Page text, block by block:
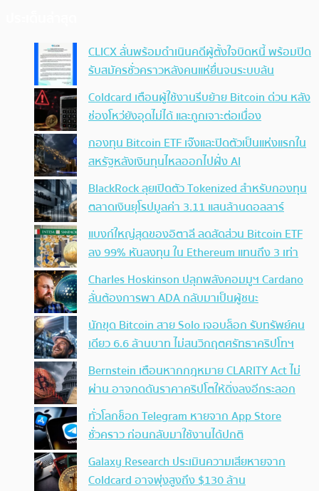
CLICX ลั่นพร้อมดำเนินคดีผู้ตั้งใจบิดหนี้ พร้อมปิด
รับสมัครชั่วคราวหลังคนแห่ยื่นจนระบบล้น
Coldcard เตือนผู้ใช้งานรีบย้าย Bitcoin ด่วน หลัง
ช่องโหว่ยังอุดไม่ได้ และถูกเจาะต่อเนื่อง
กองทุน Bitcoin ETF เจ๊งและปิดตัวเป็นแห่งแรกใน
สหรัฐหลังเงินทุนไหลออกไปฝั่ง AI
BlackRock ลุยเปิดตัว Tokenized สำหรับกองทุน
ตลาดเงินยุโรปมูลค่า 3.11 แสนล้านดอลลาร์
แบงก์ใหญ่สุดของอิตาลี ลดสัดส่วน Bitcoin ETF
ลง 99% หันลงทุน ใน Ethereum แทนถึง 3 เท่า
Charles Hoskinson ปลุกพลังคอมมูฯ Cardano
ลั่นต้องการพา ADA กลับมาเป็นผู้ชนะ
นักขุด Bitcoin สาย Solo เจอบล็อก รับทรัพย์คน
เดียว 6.6 ล้านบาท ไม่สนวิกฤตศรัทธาคริปโทฯ
Bernstein เตือนหากกฎหมาย CLARITY Act ไม่
ผ่าน อาจกดดันราคาคริปโตให้ดิ่งลงอีกระลอก
ทั่วโลกช็อก Telegram หายจาก App Store
ชั่วคราว ก่อนกลับมาใช้งานได้ปกติ
Galaxy Research ประเมินความเสียหายจาก
Coldcard อาจพุ่งสูงถึง $130 ล้าน